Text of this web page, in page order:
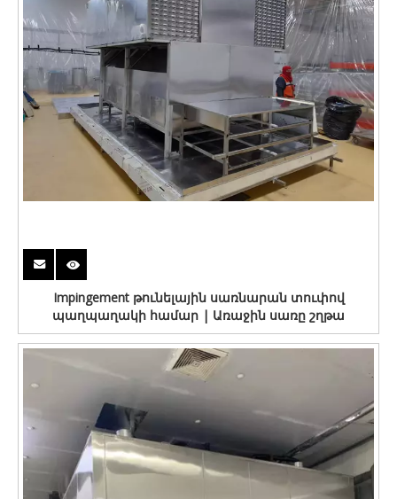
Impingement թունելային սառնարան տուփով
պաղպաղակի համար | Առաջին սառը շղթա